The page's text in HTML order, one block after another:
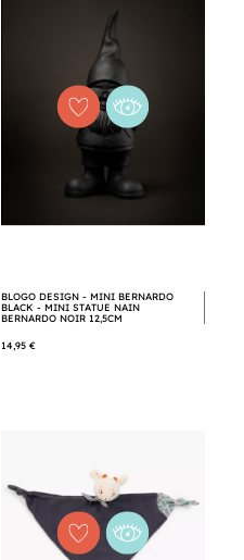
BLOGO DESIGN - MINI BERNARDO
BLACK - MINI STATUE NAIN
BERNARDO NOIR 12,5CM
14,95 €